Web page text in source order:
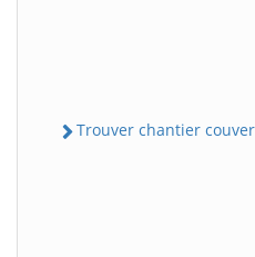
Trouver chantier